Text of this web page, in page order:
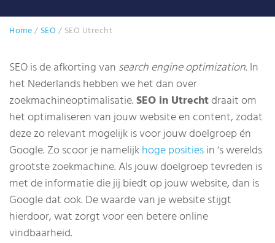
Home/ SEO/ SEO Utrecht
SEO is de afkorting van search engine optimization. In
het Nederlands hebben we het dan over
zoekmachineoptimalisatie.SEO in Utrechtdraait om
het optimaliseren van jouw website en content, zodat
deze zo relevant mogelijk is voor jouw doelgroep én
Google. Zo scoor je namelijkhoge positiesin ‘s werelds
grootste zoekmachine. Als jouw doelgroep tevreden is
met de informatie die jij biedt op jouw website, dan is
Google dat ook. De waarde van je website stijgt
hierdoor, wat zorgt voor een betere online
vindbaarheid.